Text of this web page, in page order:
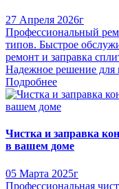
27 Апреля 2026г
Профессиональный
типов. Быстрое
ремонт и заправка
Надежное решение для
Подробнее
Чистка и заправка
в вашем доме
05 Марта 2025г
Профессиональная